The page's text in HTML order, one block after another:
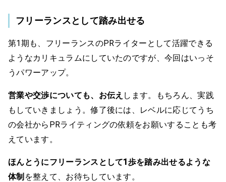
フリーランスとして踏み出せる
第1期も、フリーランスのPRライターとして活躍できる
ようなカリキュラムにしていたのですが、今回はいっそ
うパワーアップ。
営業や交渉についても、お伝え します。もちろん、実践
もしていきましょう。修了後には、レベルに応じてうち
の会社からPRライティングの依頼をお願いすることも考
えています。
ほんとうにフリーランスとして1歩を踏み出せるような
体制 を整えて、お待ちしています。